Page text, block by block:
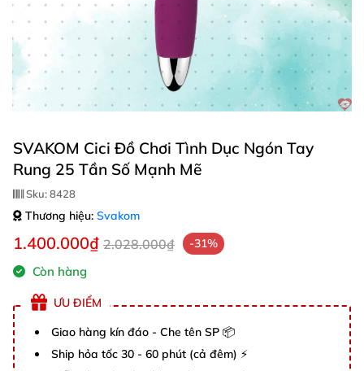
SVAKOM Cici Đồ Chơi Tình Dục Ngón Tay
Rung 25 Tần Số Mạnh Mẽ
Sku:8428
Thương hiệu: Svakom
1.400.000₫ 2.028.000₫ -31%
Còn hàng
ƯU ĐIỂM
Giao hàng kín đáo - Che tên SP 📦
Ship hỏa tốc 30 - 60 phút (cả đêm) ⚡